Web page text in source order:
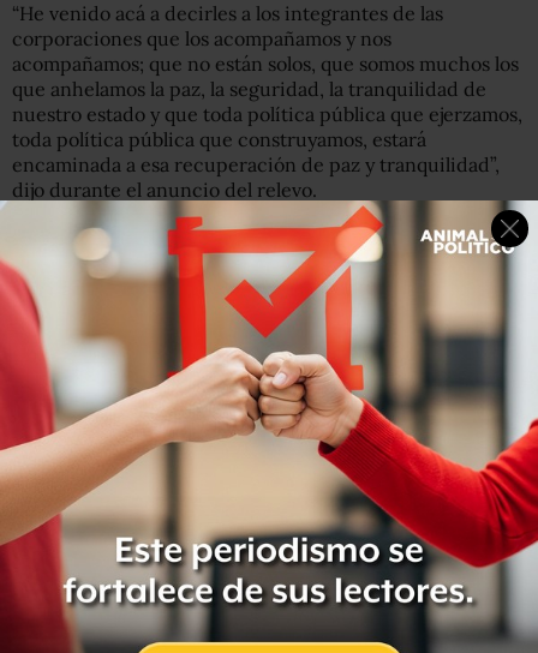
“He venido acá a decirles a los integrantes de las
corporaciones que los acompañamos y nos
acompañamos; que no están solos, que somos muchos los
que anhelamos la paz, la seguridad, la tranquilidad de
nuestro estado y que toda política pública que ejerzamos,
toda política pública que construyamos, estará
encaminada a esa recuperación de paz y tranquilidad”,
dijo durante el anuncio del relevo.
Marín Marín, general de brigada diplomado de Estado
Mayor retirado se comprometió a hacer que el cuerpo de